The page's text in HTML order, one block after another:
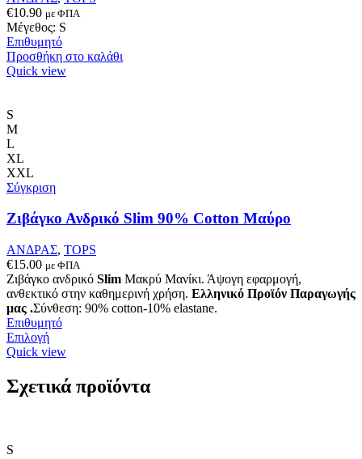
να
επιλεγούν
στη
σελίδα
του
προϊόντος
€10.90 με ΦΠΑ
Μέγεθος: S
Επιθυμητό
Προσθήκη στο καλάθι
Quick view
S
M
L
XL
XXL
Σύγκριση
Ζιβάγκο Ανδρικό Slim 90% Cotton Μαύρο
ΑΝΔΡΑΣ, TOPS
€15.00 με ΦΠΑ
Ζιβάγκο ανδρικό Slim Μακρύ Μανίκι. Άψογη εφαρμογή,
ανθεκτικό στην καθημερινή χρήση. Ελληνικό Προϊόν Παραγωγής
μας .Σύνθεση: 90% cotton-10% elastane.
Επιθυμητό
ΕπιλογήΑυτό
το
έχει
πολλαπλές
Quick view
Σχετικά προϊόντα
S